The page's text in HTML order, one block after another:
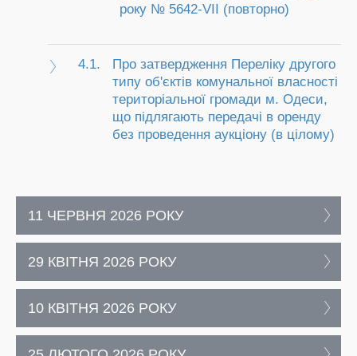
року № 5642-VII (повторно)
4.1.
Про затвердження Переліку другого
типу об'єктів комунальної власності
територіальної громади м. Одеси,
що підлягають передачі в оренду
без проведення аукціону (в цілому)
11 ЧЕРВНЯ 2026 РОКУ
29 КВІТНЯ 2026 РОКУ
10 КВІТНЯ 2026 РОКУ